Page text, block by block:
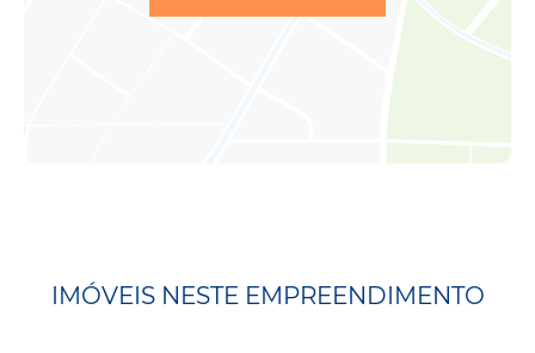
IMÓVEIS NESTE EMPREENDIMENTO